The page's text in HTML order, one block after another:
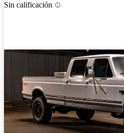
Sin calificación